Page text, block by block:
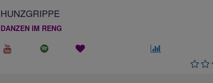
HUNZGRIPPE
DANZEN IM RENG